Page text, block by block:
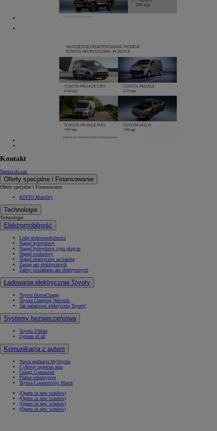
Kontakt
Napisz do nas
Oferty specjalne i Finansowanie
Oferty specjalne i Finansowanie
KINTO Mobility
Technologie
Technologie
Elektromobilność
Lider elektromobilności
Napęd hybrydowy
Napęd hybrydowy typu plug-in
Napęd wodorowy
Napęd elektryczny na baterię
Zasięg aut elektrycznych
Zalety posiadania aut elektrycznych
Ładowanie elektrycznej Toyoty
Toyota HomeCharge
Toyota Charging Network
Jak naładować elektryczną Toyotę?
Systemy bezpieczeństwa
Toyota T-Mate
System eCall
Komunikacja z autem
Nowa aplikacja MyToyota
Cyfrowy opiekun auta
Usługi Connected
Płatne subskrypcje
Toyota Connectivity Match
(Opens in new window)
(Opens in new window)
(Opens in new window)
(Opens in new window)